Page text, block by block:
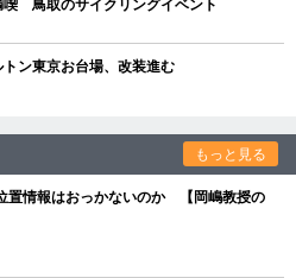
喫 鳥取のサイクリングイベント
ン東京お台場、改装進む
もっと見る
置情報はおっかないのか 【岡嶋教授の